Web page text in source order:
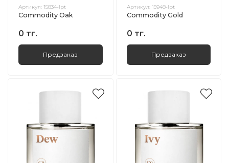
Артикул: 15834-lpt
Commodity Oak
0 тг.
Предзаказ
Артикул: 15948-lpt
Commodity Gold
0 тг.
Предзаказ